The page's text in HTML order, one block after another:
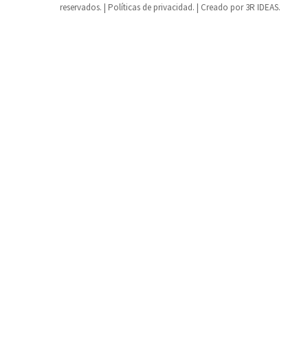
reservados. | Políticas de privacidad. | Creado por 3R IDEAS.